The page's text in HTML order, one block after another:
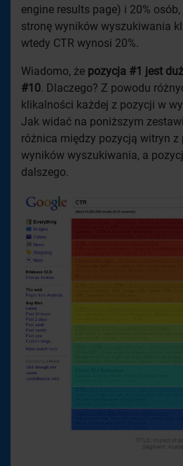
engine results page) i 20%
stronę wyników wyszukiwania
wtedy CTR wynosi 20%.
Wiadomo, że pozycja #1 jest
#10. Dlaczego? Z powodu
klikalności każdej z pozycji w
Jak widać na poniższym
różnica między pozycją witryn z
wyników wyszukiwania, a
dalszego.